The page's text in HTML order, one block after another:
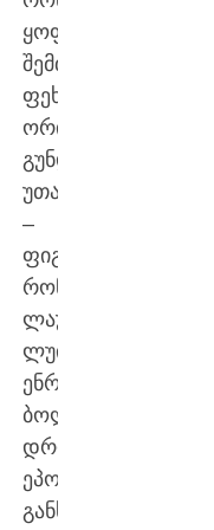
ყოფილა
შემთხვევები,
ფეხბურთელებს
ორივე
გუნდში
უთამაშიათ
–
ფიგუ,
რონალდო,
ლაუდრუპი,
ლუის
ენრიკე…
ბოლო
დროის
ეპოქა
განსაკუთრებით